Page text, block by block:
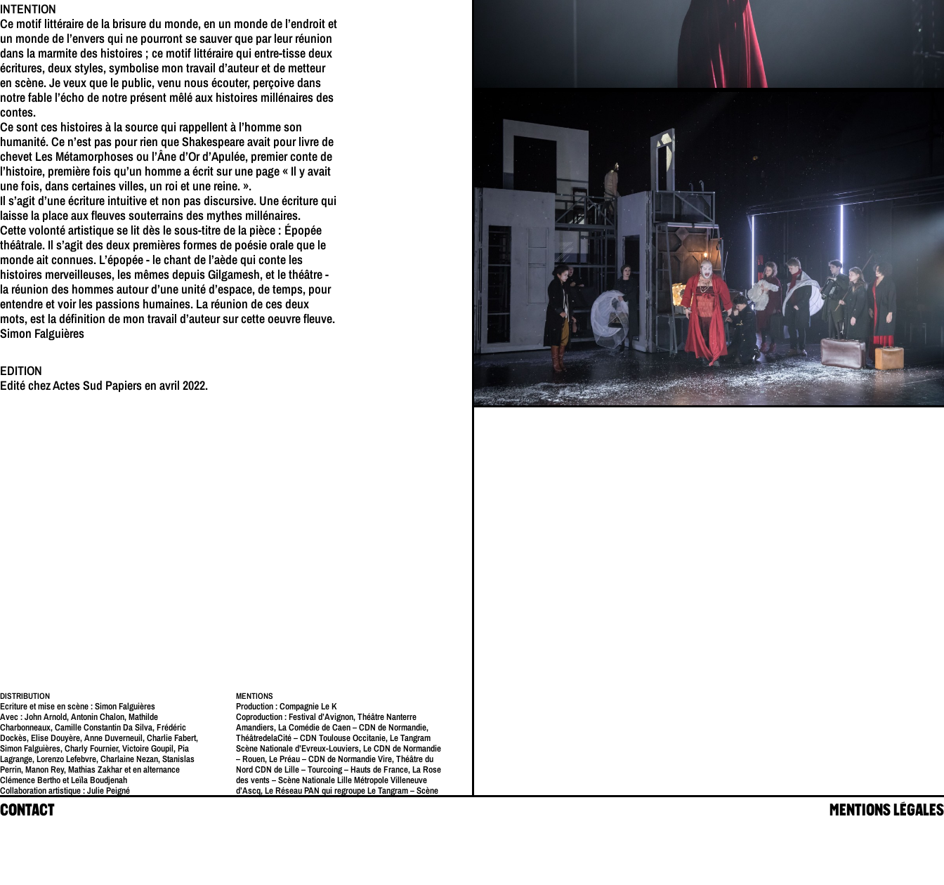
INTENTION
Ce motif littéraire de la brisure du monde, en un monde de l’endroit et
un monde de l’envers qui ne pourront se sauver que par leur réunion
dans la marmite des histoires ; ce motif littéraire qui entre-tisse deux
écritures, deux styles, symbolise mon travail d’auteur et de metteur
en scène. Je veux que le public, venu nous écouter, perçoive dans
notre fable l’écho de notre présent mêlé aux histoires millénaires des
contes.
Ce sont ces histoires à la source qui rappellent à l’homme son
humanité. Ce n’est pas pour rien que Shakespeare avait pour livre de
chevet Les Métamorphoses ou l’Âne d’Or d’Apulée, premier conte de
l’histoire, première fois qu’un homme a écrit sur une page « Il y avait
une fois, dans certaines villes, un roi et une reine. ».
Il s’agit d’une écriture intuitive et non pas discursive. Une écriture qui
laisse la place aux fleuves souterrains des mythes millénaires.
Cette volonté artistique se lit dès le sous-titre de la pièce : Épopée
théâtrale. Il s’agit des deux premières formes de poésie orale que le
monde ait connues. L’épopée - le chant de l’aède qui conte les
histoires merveilleuses, les mêmes depuis Gilgamesh, et le théâtre -
la réunion des hommes autour d’une unité d’espace, de temps, pour
entendre et voir les passions humaines. La réunion de ces deux
mots, est la définition de mon travail d’auteur sur cette oeuvre fleuve.
Simon Falguières
EDITION
Edité chez Actes Sud Papiers en avril 2022.
DISTRIBUTION
Ecriture et mise en scène : Simon Falguières
Avec : John Arnold, Antonin Chalon, Mathilde
Charbonneaux, Camille Constantin Da Silva, Frédéric
Dockès, Elise Douyère, Anne Duverneuil, Charlie Fabert,
Simon Falguières, Charly Fournier, Victoire Goupil, Pia
Lagrange, Lorenzo Lefebvre, Charlaine Nezan, Stanislas
Perrin, Manon Rey, Mathias Zakhar et en alternance
Clémence Bertho et Leïla Boudjenah
Collaboration artistique : Julie Peigné
Assistant mise en scène : Ludovic Lacroix
Scénographie : Emmanuel Clolus
MENTIONS
Production : Compagnie Le K
Coproduction : Festival d’Avignon, Théâtre Nanterre
Amandiers, La Comédie de Caen – CDN de Normandie,
ThéâtredelaCité – CDN Toulouse Occitanie, Le Tangram
Scène Nationale d’Evreux-Louviers, Le CDN de Normandie
– Rouen, Le Préau – CDN de Normandie Vire, Théâtre du
Nord CDN de Lille – Tourcoing – Hauts de France, La Rose
des vents – Scène Nationale Lille Métropole Villeneuve
d’Ascq, Le Réseau PAN qui regroupe Le Tangram – Scène
Nationale d’Evreux Louviers, Le Préau CDN de Vire, Le CDN
CONTACT MENTIONS LÉGALES